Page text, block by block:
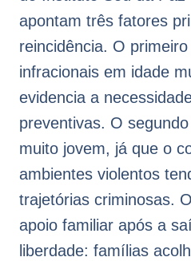
apontam três fatores
reincidência. O
infracionais em idade
evidencia a
preventivas. O
muito jovem, já que o
ambientes violentos
trajetórias criminosas.
apoio familiar após a
liberdade: famílias